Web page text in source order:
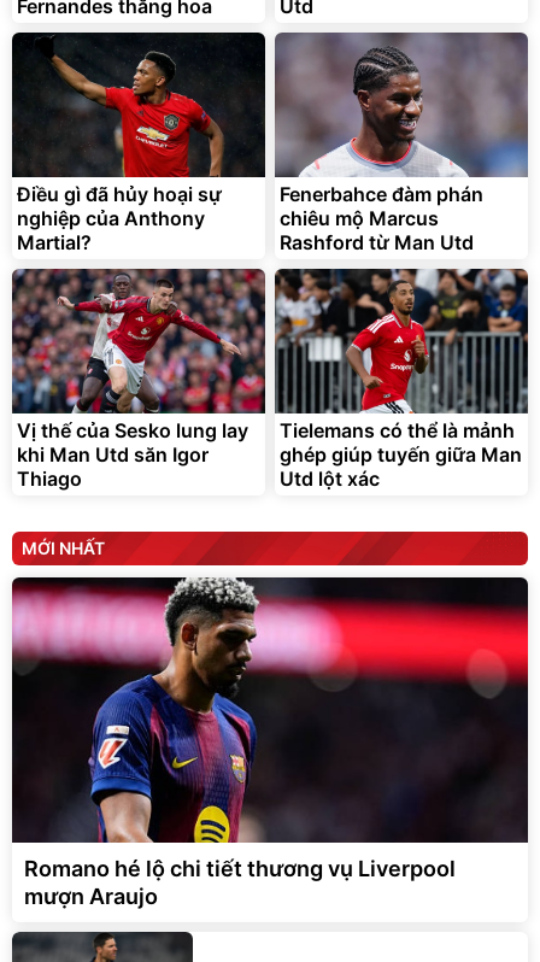
Bạt phủ xe ô tô cao cấp,
tráng nhôm 03 lớp
392.000
325.000đ
Đã bán nhiều
Xe đạp điện trợ lực G-
Force C14 gấp gọn bỏ cốp
tiện lợi
9.900.000
7.092.000đ
Đang xem nhiều
G-FORCE VIETNA
Fernandes thăng hoa Utd
Điều gì đã hủy hoại sự
nghiệp của Anthony
Martial?
Fenerbahce đàm phán
chiêu mộ Marcus
Rashford từ Man Utd
Vị thế của Sesko lung lay
khi Man Utd săn Igor
Thiago
Tielemans có thể là mảnh
ghép giúp tuyến giữa Man
Utd lột xác
MỚI NHẤT
Romano hé lộ chi tiết thương vụ Liverpool
mượn Araujo